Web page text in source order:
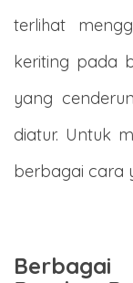
terlihat
keriting pada
yang
diatur. Untuk
berbagai cara